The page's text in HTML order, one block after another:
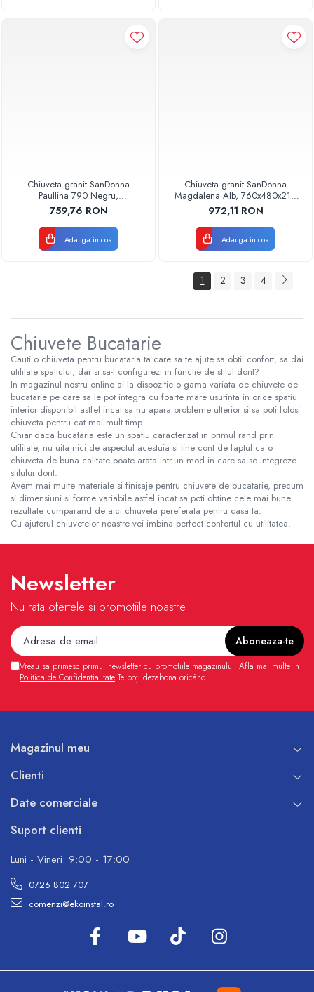
Chiuveta granit SanDonna
Paullina 790 Negru,
790x500x210 mm
759,76 RON
Adauga in cos
Chiuveta granit SanDonna
Magdalena Alb, 760x480x210
mm
972,11 RON
Adauga in cos
1 2 3 4
Chiuvete Bucatarie
Cauti o chiuveta pentru bucataria ta care sa te ajute sa obtii confort, sa dai
utilitate spatiului, dar si sa-l configurezi in functie de stilul dorit?
In magazinul nostru online ai la dispozitie o gama variata de chiuvete de
bucatarie pe care sa le pot integra cu foarte mare usurinta in orice spatiu
interior disponibil astfel incat sa nu apara probleme ulterior si sa poti folosi
chiuveta pentru cat mai mult timp.
Chiar daca bucataria este un spatiu caracterizat in primul rand prin
utilitate, nu uita nici de aspectul acestuia si tine cont de faptul ca o
chiuveta de buna calitate poate arata intr-un mod in care sa se integreze
stilului dorit.
Avem mai multe materiale si finisaje pentru chiuvete de bucatarie, precum
si dimensiuni si forme variabile astfel incat sa poti obtine cele mai bune
rezultate cumparand de aici chiuveta pereferata pentru casa ta.
Cu ajutorul chiuvetelor noastre vei imbina perfect confortul cu utilitatea.
Newsletter
Nu rata ofertele si promotiile noastre
Vreau sa primesc primul newsletter cu promotiile magazinului. Afla mai multe in
Politica de Confidentialitate Te poți dezabona oricând.
Magazinul meu
Clienti
Date comerciale
Suport clienti
Luni - Vineri: 9:00 - 17:00
0726 802 707
comenzi@ekoinstal.ro